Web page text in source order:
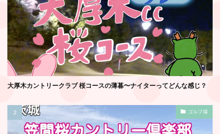
大厚木カントリークラブ 桜コースの薄暮〜ナイターってどんな感じ？
ゴルフ場